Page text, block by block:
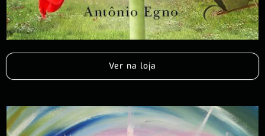
Ver na loja